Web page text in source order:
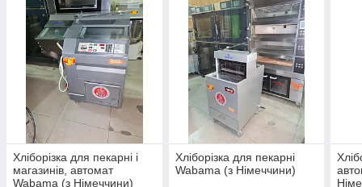
Хліборізка для пекарні і
магазинів, автомат
Wabama (з Німеччини)
Хліборізка для пекарні
Wabama (з Німеччини)